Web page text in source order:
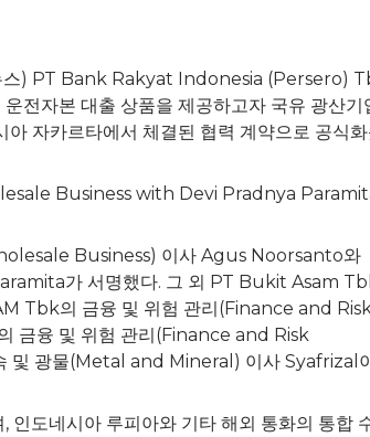
스) PT Bank Rakyat Indonesia (Persero)
자본 대출 상품을 제공하고자 국유 광산기
자카르타에서 체결된 협력 계약으로 공식화
Business with Devi Pradnya
Business) 이사 Agus Noorsanto와
가 서명했다. 그 외 PT Bukit Asam
Tbk의 금융 및 위험 관리(Finance and Risk
융 및 위험 관리(Finance and Risk
및 광물(Metal and Mineral) 이사 Syafrizal
도네시아 루피아와 기타 해외 통화의 통합